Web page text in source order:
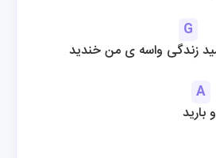
G
زندگی واسه ی من خندید
A